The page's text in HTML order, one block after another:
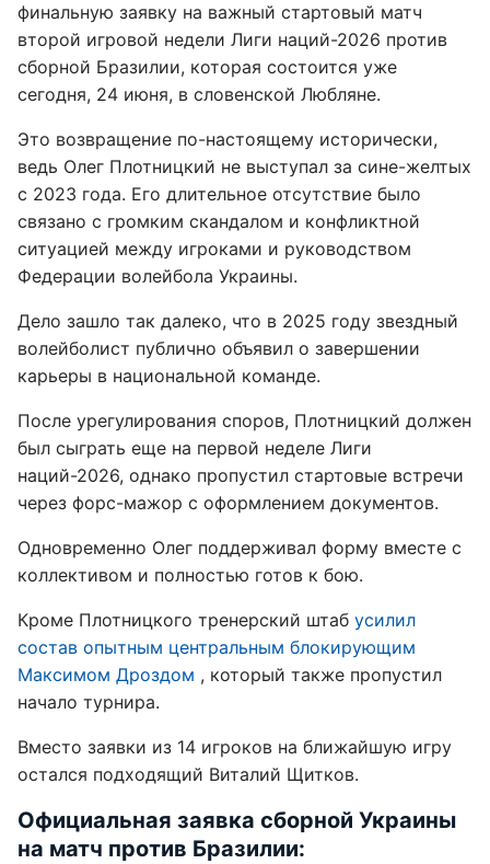
финальную заявку на важный стартовый матч
второй игровой недели Лиги наций-2026 против
сборной Бразилии, которая состоится уже
сегодня, 24 июня, в словенской Любляне.
Это возвращение по-настоящему исторически,
ведь Олег Плотницкий не выступал за сине-желтых
с 2023 года. Его длительное отсутствие было
связано с громким скандалом и конфликтной
ситуацией между игроками и руководством
Федерации волейбола Украины.
Дело зашло так далеко, что в 2025 году звездный
волейболист публично объявил о завершении
карьеры в национальной команде.
После урегулирования споров, Плотницкий должен
был сыграть еще на первой неделе Лиги
наций-2026, однако пропустил стартовые встречи
через форс-мажор с оформлением документов.
Одновременно Олег поддерживал форму вместе с
коллективом и полностью готов к бою.
Кроме Плотницкого тренерский штаб усилил
состав опытным центральным блокирующим
Максимом Дроздом , который также пропустил
начало турнира.
Вместо заявки из 14 игроков на ближайшую игру
остался подходящий Виталий Щитков.
Официальная заявка сборной Украины
на матч против Бразилии: